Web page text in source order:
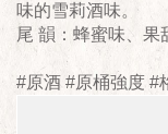
味的雪莉酒味。
尾 韻：蜂蜜味、果
#原酒 #原桶強度 #